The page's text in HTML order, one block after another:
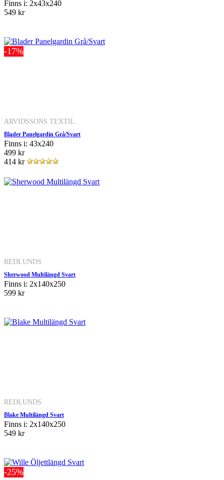
Finns i: 2x43x240
549 kr
-17%
ARVIDSSONS TEXTIL
Blader Panelgardin Grå/Svart
Finns i: 43x240
499 kr
414 kr
REDLUNDS
Sherwood Multilängd Svart
Finns i: 2x140x250
599 kr
REDLUNDS
Blake Multilängd Svart
Finns i: 2x140x250
549 kr
-25%